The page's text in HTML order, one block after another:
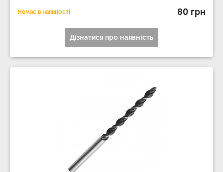
Немає в наявності 80 грн
Дізнатися про наявність